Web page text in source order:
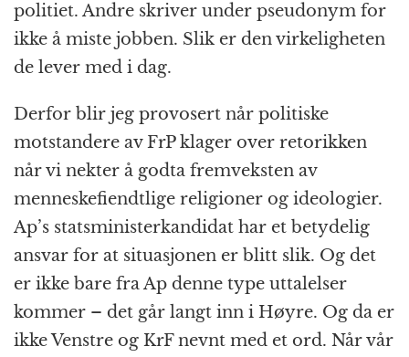
politiet. Andre skriver under pseudonym for
ikke å miste jobben. Slik er den virkeligheten
de lever med i dag.
Derfor blir jeg provosert når politiske
motstandere av FrP klager over retorikken
når vi nekter å godta fremveksten av
menneskefiendtlige religioner og ideologier.
Ap’s statsministerkandidat har et betydelig
ansvar for at situasjonen er blitt slik. Og det
er ikke bare fra Ap denne type uttalelser
kommer – det går langt inn i Høyre. Og da er
ikke Venstre og KrF nevnt med et ord. Når vår